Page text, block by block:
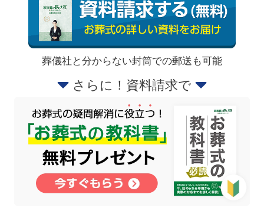
葬儀社と分からない封筒での郵送も可能
さらに！資料請求で